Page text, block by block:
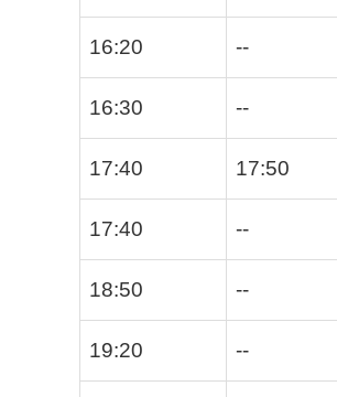
16:20 --
16:30 --
17:40 17:50
17:40 --
18:50 --
19:20 --